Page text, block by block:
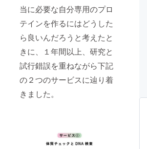
当に必要な自分専用のプロ
テインを作るにはどうした
ら良いんだろうと考えたと
きに、１年間以上、研究と
試行錯誤を重ねながら下記
の２つのサービスに辿り着
きました。